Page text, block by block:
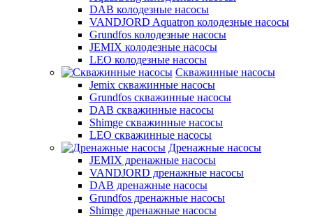
DAB колодезные насосы
VANDJORD Aquatron колодезные насосы
Grundfos колодезные насосы
JEMIX колодезные насосы
LEO колодезные насосы
Скважинные насосы
Jemix cкважинные насосы
Grundfos скважинные насосы
DAB скважинные насосы
Shimge скважинные насосы
LEO скважинные насосы
Дренажные насосы
JEMIX дренажные насосы
VANDJORD дренажные насосы
DAB дренажные насосы
Grundfos дренажные насосы
Shimge дренажные насосы